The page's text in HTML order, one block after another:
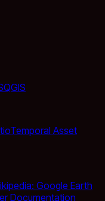
QGIS
Asset
Google Earth
Documentation